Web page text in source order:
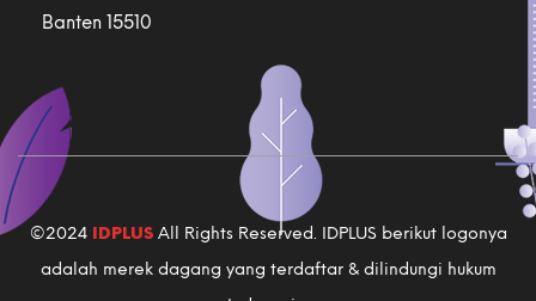
Banten 15510
©2024 IDPLUSAll Rights Reserved. IDPLUS berikut logonya
adalah merek dagang yang terdaftar & dilindungi hukum